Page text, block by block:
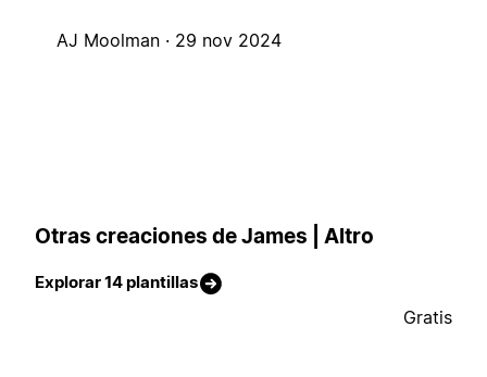
AJ Moolman · 29 nov 2024
Otras creaciones de James | Altro
Explorar 14 plantillas
Gratis